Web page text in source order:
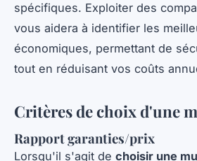
spécifiques. Exploiter des
vous aidera à identifier les
économiques, permettant de
tout en réduisant vos coûts
Critères de choix d'une
Rapport garanties/prix
Lorsqu'il s'agit de choisir une